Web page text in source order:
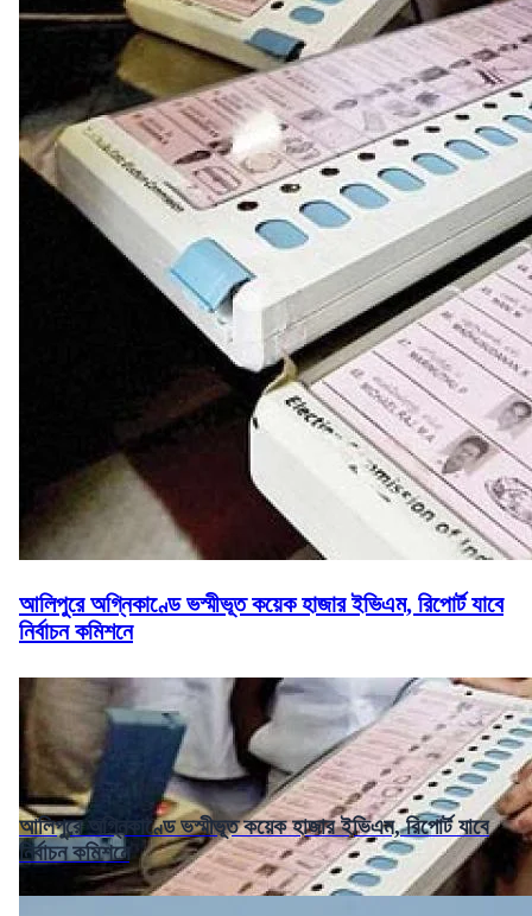
আলিপুরে অগ্নিকাণ্ডে ভস্মীভূত কয়েক হাজার ইভিএম, রিপোর্ট যাবে
নির্বাচন কমিশনে
আলিপুরে অগ্নিকাণ্ডে ভস্মীভূত কয়েক হাজার ইভিএম, রিপোর্ট যাবে
নির্বাচন কমিশনে